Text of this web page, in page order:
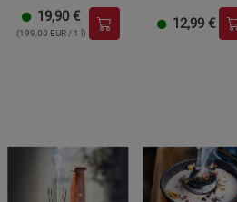
19,90 €
(199,00 EUR / 1 l)
12,99 €